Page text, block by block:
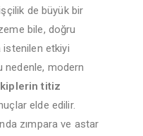
de büyük bir
bile, doğru
istenilen etkiyi
nedenle, modern
titiz
elde edilir.
zımpara ve astar